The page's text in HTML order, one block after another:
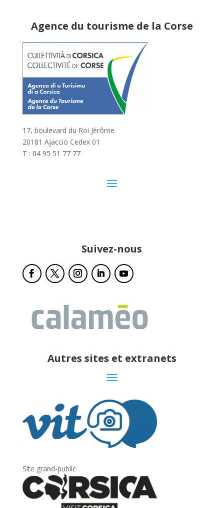
Agence du tourisme de la Corse
17, boulevard du Roi Jérôme
20181 Ajaccio Cedex 01
T : 04 95 51 77 77
Suivez-nous
Autres sites et extranets
Site grand-public